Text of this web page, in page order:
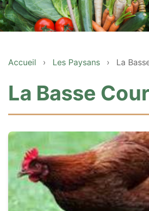
Accueil › Les Paysans › La
La Basse